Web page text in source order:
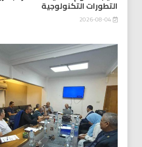
التطورات التكنولوجية